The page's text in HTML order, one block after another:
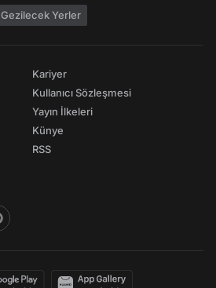
Gezilecek Yerler
Kariyer
Kullanıcı Sözleşmesi
Yayın İlkeleri
Künye
RSS